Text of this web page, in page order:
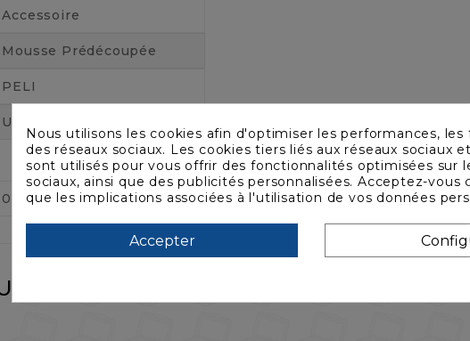
Accessoire
Mousse Prédécoupée
PELI
US
019428136147
ONT ACHETÉ CE PRODUIT ONT
Nous utilisons les cookies afin d'optimiser les performances,
des réseaux sociaux. Les cookies tiers liés aux réseaux sociaux
sont utilisés pour vous offrir des fonctionnalités optimisées sur
sociaux, ainsi que des publicités personnalisées. Acceptez-vous
que les implications associées à l'utilisation de vos données
Accepter